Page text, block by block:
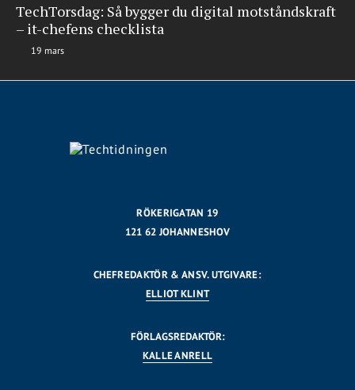
TechTorsdag: Så bygger du digital motståndskraft
– it-chefens checklista
19 mars
RÖKERIGATAN 19
121 62 JOHANNESHOV
CHEFREDAKTÖR & ANSV. UTGIVARE:
ELLIOT KLINT
FÖRLAGSREDAKTÖR:
KALLE ANRELL